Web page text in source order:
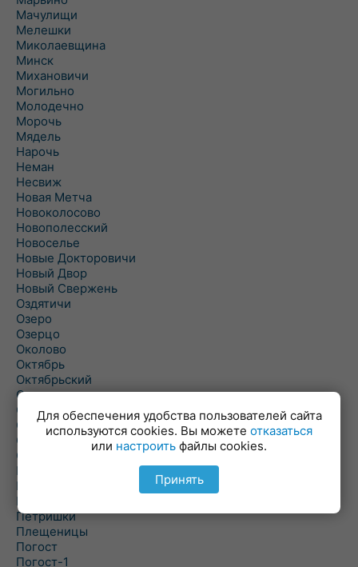
Мачулищи
Мелешки
Миколаевщина
Минск
Михановичи
Могильно
Молодечно
Морочь
Мядель
Нарочь
Неман
Несвиж
Новая Метча
Новоколосово
Новополесский
Новоселье
Новые Докторовичи
Новый Двор
Новый Свержень
Оздятичи
Озеро
Озерцо
Околово
Октябрь
Октябрьский
Олехновичи
Омговичи
Оношки
Осовец
Острошицкий Городок
Пасека
Пастовичи
Першаи
Петришки
Плещеницы
Погост
Погост-1
Для обеспечения удобства пользователей сайта
используются cookies. Вы можете отказаться
или настроить файлы cookies.
Принять